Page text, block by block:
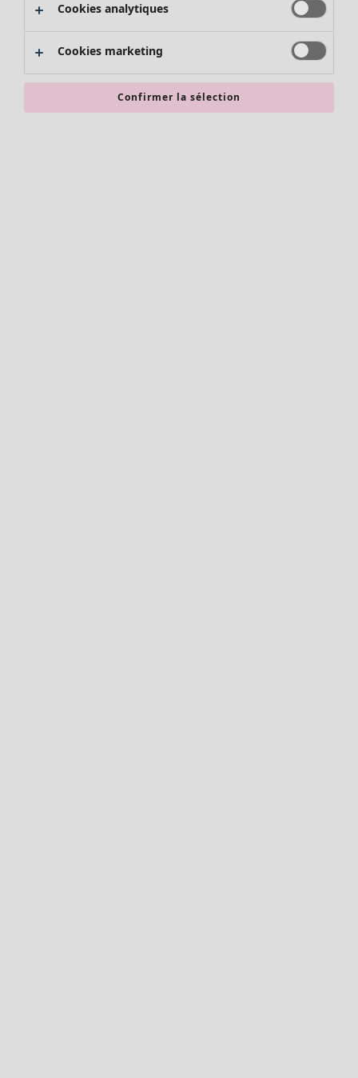
Promos SOLDES
Les promos de Gudrun Sjödén
Nouvel arrivage
Bonnes affaires en soldes - jusqu'à -70
Cookies analytiques
Cookies marketing
Confirmer la sélection